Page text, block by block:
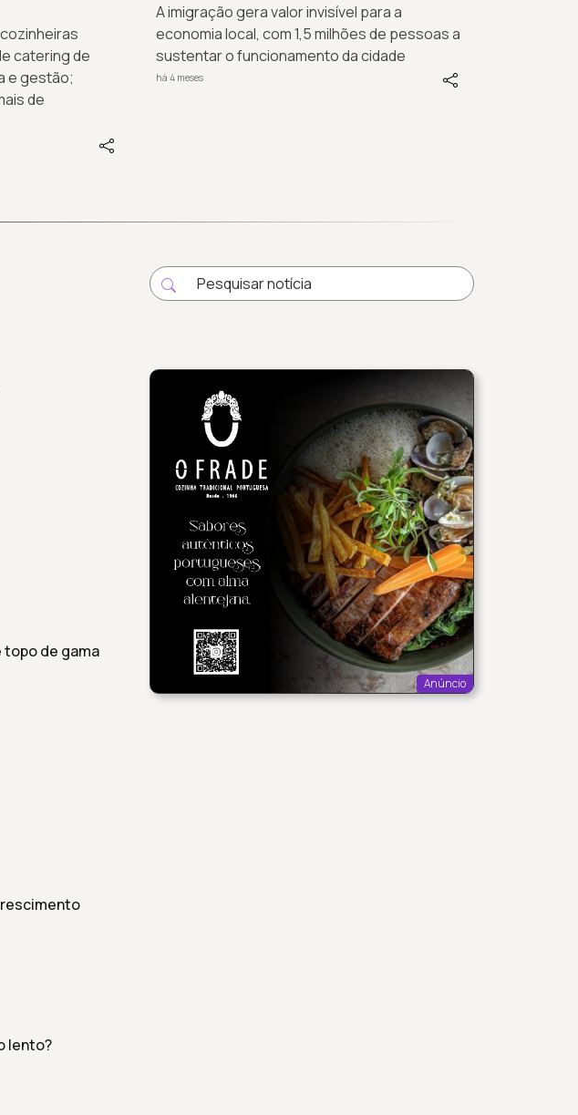
catering de
e gestão;
de
A imigração gera valor invisível para a
economia local, com 1,5 milhões de pessoas a
sustentar o funcionamento da cidade
há 4 meses
Anúncio
topo de gama
lento?